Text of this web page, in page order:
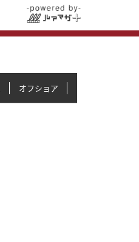
オフショア